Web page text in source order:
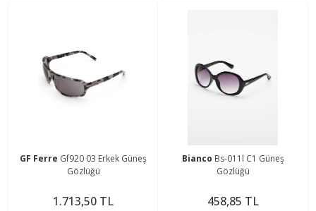
GF Ferre Gf920 03 Erkek Güneş
Gözlüğü
1.713,50 TL
Bianco Bs-011l C1 Güneş
Gözlüğü
458,85 TL